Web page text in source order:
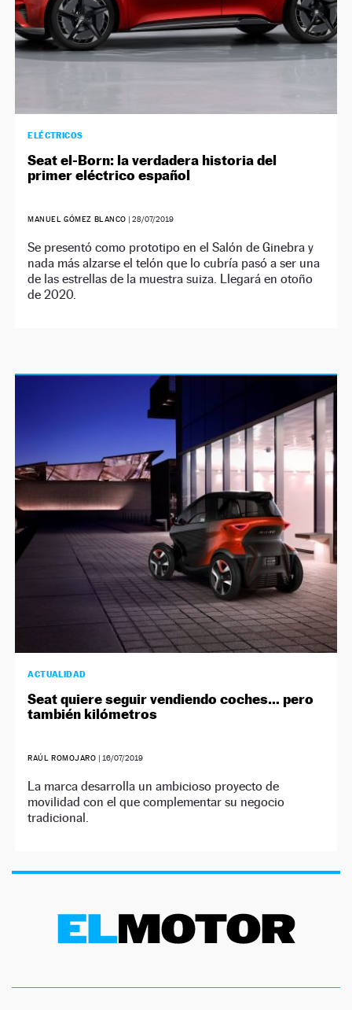
ELÉCTRICOS
Seat el-Born: la verdadera historia del
primer eléctrico español
MANUEL GÓMEZ BLANCO |28/07/2019
Se presentó como prototipo en el Salón de Ginebra y
nada más alzarse el telón que lo cubría pasó a ser una
de las estrellas de la muestra suiza. Llegará en otoño
de 2020.
ACTUALIDAD
Seat quiere seguir vendiendo coches… pero
también kilómetros
RAÚL ROMOJARO | 16/07/2019
La marca desarrolla un ambicioso proyecto de
movilidad con el que complementar su negocio
tradicional.